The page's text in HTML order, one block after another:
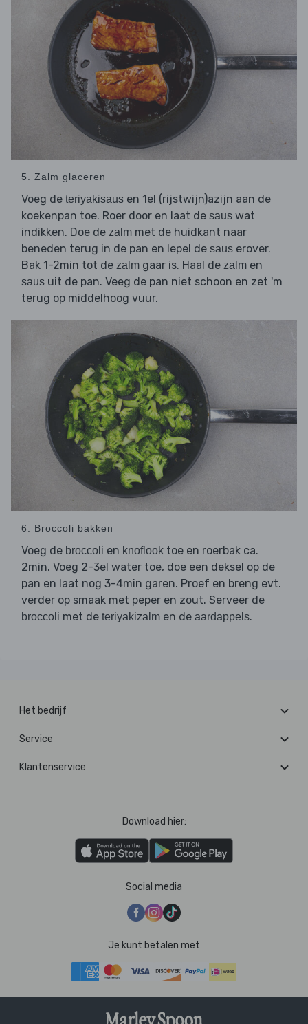
5. Zalm glaceren
Voeg de teriyakisaus en 1el (rijstwijn)azijn aan de
koekenpan toe. Roer door en laat de saus wat
indikken. Doe de zalm met de huidkant naar
beneden terug in de pan en lepel de saus erover.
Bak 1-2min tot de zalm gaar is. Haal de zalm en
saus uit de pan. Veeg de pan niet schoon en zet 'm
terug op middelhoog vuur.
6. Broccoli bakken
Voeg de broccoli en knoflook toe en roerbak ca.
2min. Voeg 2-3el water toe, doe een deksel op de
pan en laat nog 3-4min garen. Proef en breng evt.
verder op smaak met peper en zout. Serveer de
broccoli met de teriyakizalm en de aardappels.
Het bedrijf
Service
Klantenservice
Download hier:
Social media
Je kunt betalen met